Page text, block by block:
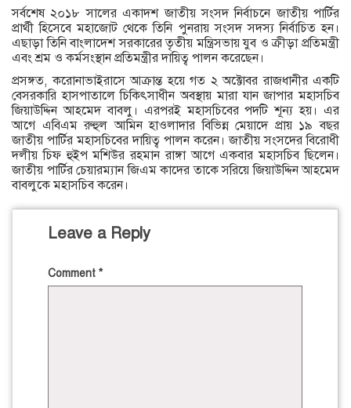
সর্বশেষ ২০১৮ সালের একাদশ জাতীয় সংসদ নির্বাচনে জাতীয় পার্টির
প্রার্থী হিসেবে মহাজোট থেকে তিনি পুনরায় সংসদ সদস্য নির্বাচিত হন।
এছাড়া তিনি বাংলাদেশ সরকারের তৃতীয় মন্ত্রিসভায় যুব ও ক্রীড়া প্রতিমন্ত্রী
এবং শ্রম ও কর্মসংস্থান প্রতিমন্ত্রীর দায়িত্ব পালন করেছেন।
প্রসঙ্গত, করোনাভাইরাসে আক্রান্ত হয়ে গত ২ অক্টোবর রাজধানীর একটি
বেসরকারি হাসপাতালে চিকিৎসাধীন অবস্থায় মারা যান জাপার মহাসচিব
জিয়াউদ্দিন আহমেদ বাবলু। এরপরই মহাসচিবের পদটি শূন্য হয়। এর
আগে এবিএম রুহুল আমিন হাওলাদার বিভিন্ন মেয়াদে প্রায় ১৯ বছর
জাতীয় পার্টির মহাসচিবের দায়িত্ব পালন করেন। জাতীয় সংসদের বিরোধী
দলীয় চিফ হুইপ মশিউর রহমান রাঙ্গা আগে একবার মহাসচিব ছিলেন।
জাতীয় পার্টির চেয়ারম্যান জিএম কাদের তাকে সরিয়ে জিয়াউদ্দিন আহমেদ
বাবলুকে মহাসচিব করেন।
Leave a Reply
Comment *